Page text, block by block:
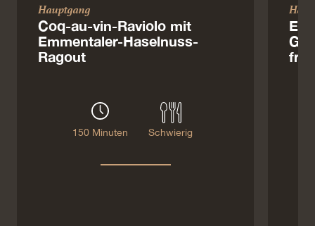
Hauptgang
Coq-au-vin-Raviolo mit
Emmentaler-Haselnuss-
Ragout
150 Minuten Schwierig